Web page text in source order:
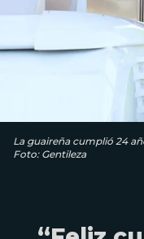
La guaireña cumplió 24
Foto: Gentileza